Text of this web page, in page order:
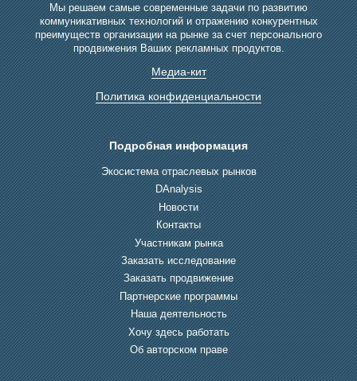
Мы решаем самые современные задачи по развитию
коммуникативных технологий и отражению конкурентных
преимуществ организации на рынке за счет персонального
продвижения Ваших рекламных продуктов.
Медиа-кит
Политика конфиденциальности
Подробная информация
Экосистема отраслевых рынков
DAnalysis
Новости
Контакты
Участникам рынка
Заказать исследование
Заказать продвижение
Партнерские программы
Наша деятельность
Хочу здесь работать
Об авторском праве